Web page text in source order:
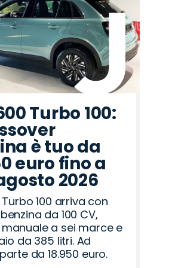
Turbo 100:
è tuo da
euro fino a
2026
100 arriva con
da 100 CV,
a sei marce e
da 385 litri. Ad
da 18.950 euro.